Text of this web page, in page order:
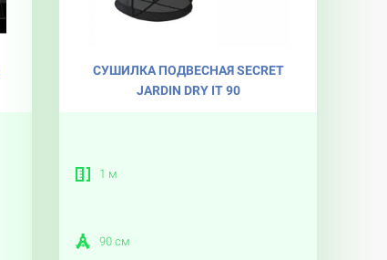
СУШИЛКА ПОДВЕСНАЯ SECRET
JARDIN DRY IT 90
1 м
90 см